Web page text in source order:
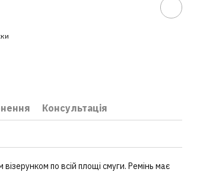
Консультація
по всій площі смуги. Ремінь має